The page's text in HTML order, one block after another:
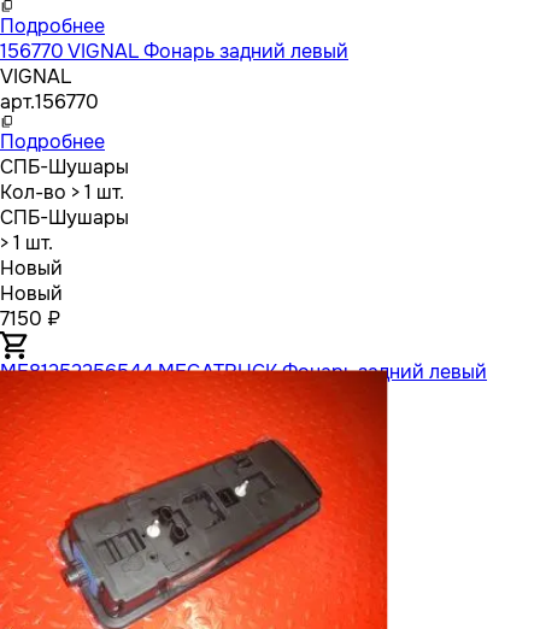
Подробнее
156770 VIGNAL Фонарь задний левый
VIGNAL
арт.156770
Подробнее
СПБ-Шушары
Кол-во > 1 шт.
СПБ-Шушары
> 1 шт.
Новый
Новый
7150 ₽
ME81252256544 MEGATRUCK Фонарь задний левый